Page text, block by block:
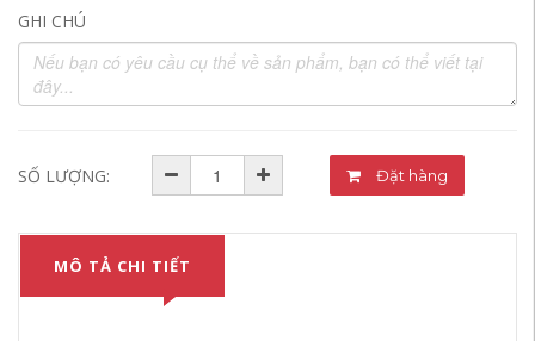
GHI CHÚ
SỐ LƯỢNG: Đặt hàng
MÔ TẢ CHI TIẾT